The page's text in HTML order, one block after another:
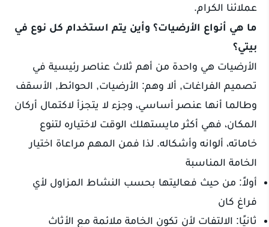
عملائنا الكرام.
ما هي أنواع الأرضيات؟ وأين يتم استخدام كل نوع في
بيتي؟
الأرضيات هي واحدة من أهم ثلاث عناصر رئيسية في
تصميم الفراغات, ألا وهم: الأرضيات, الحوائط, الأسقف
وطالما أنها عنصر أساسي، وجزء لا يتجزأ لاكتمال أركان
المكان، فهي أكثر مايستهلك الوقت لاختياره لتنوع
خاماته، ألوانه وأشكاله. لذا فمن المهم مراعاة اختيار
الخامة المناسبة
أولاً: من حيث فعاليتها بحسب النشاط المزاول لأي
فراغ كان
ثانيًا: الالتفات لأن تكون الخامة ملائمة مع الأثاث